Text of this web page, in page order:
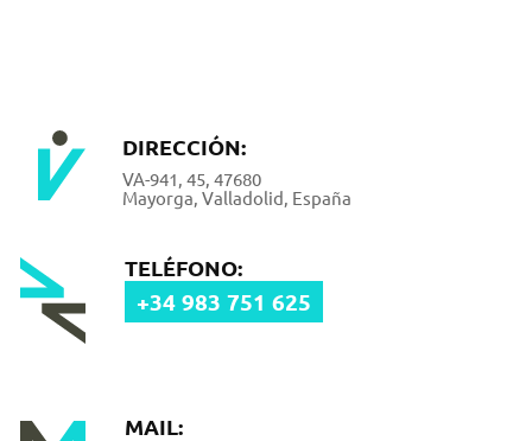
DIRECCIÓN:
VA-941, 45, 47680
Mayorga, Valladolid, España
TELÉFONO:
+34 983 751 625
MAIL: